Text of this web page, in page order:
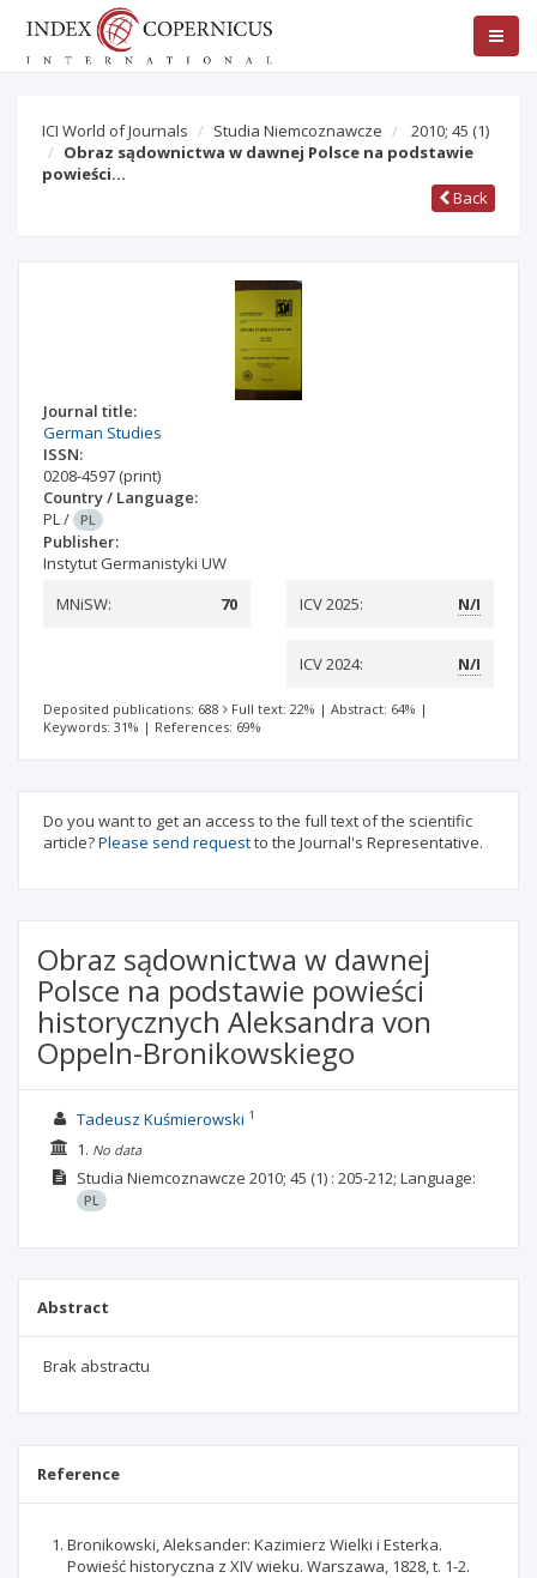
ICI World of Journals Studia Niemcoznawcze 2010; 45 (1)
Obraz sądownictwa w dawnej Polsce na podstawie
powieści…
Back
Journal title:
German Studies
ISSN:
0208-4597 (print)
Country / Language:
PL/ PL
Publisher:
Instytut Germanistyki UW
MNiSW:
70 ICV 2025: N/I
ICV 2024: N/I
Deposited publications: 688 Full text: 22% | Abstract: 64% |
Keywords: 31% | References: 69%
Do you want to get an access to the full text of the scientific
article?Please send requestto the Journal's Representative.
Obraz sądownictwa w dawnej
Polsce na podstawie powieści
historycznych Aleksandra von
Oppeln-Bronikowskiego
Tadeusz Kuśmierowski 1
1. No data
Studia Niemcoznawcze 2010; 45 (1) : 205-212; Language:
PL
Abstract
Brak abstractu
Reference
Bronikowski, Aleksander: Kazimierz Wielki i Esterka.
Powieść historyczna z XIV wieku. Warszawa, 1828, t. 1-2.